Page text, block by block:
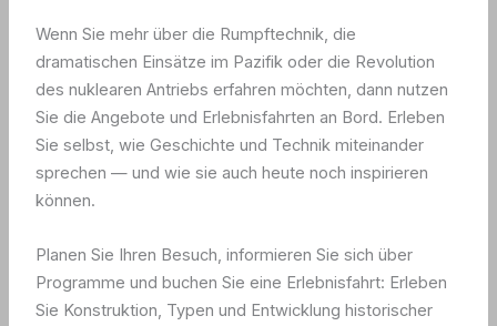
Wenn Sie mehr über die Rumpftechnik, die
dramatischen Einsätze im Pazifik oder die Revolution
des nuklearen Antriebs erfahren möchten, dann nutzen
Sie die Angebote und Erlebnisfahrten an Bord. Erleben
Sie selbst, wie Geschichte und Technik miteinander
sprechen — und wie sie auch heute noch inspirieren
können.
Planen Sie Ihren Besuch, informieren Sie sich über
Programme und buchen Sie eine Erlebnisfahrt: Erleben
Sie Konstruktion, Typen und Entwicklung historischer